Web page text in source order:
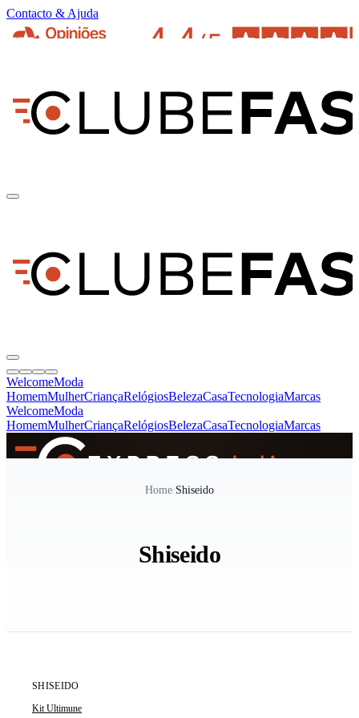
Contacto & Ajuda
WelcomeModa
HomemMulherCriançaRelógiosBelezaCasaTecnologiaMarcas
WelcomeModa
HomemMulherCriançaRelógiosBelezaCasaTecnologiaMarcas
Home/Shiseido
Shiseido
SHISEIDO
Kit Ultimune